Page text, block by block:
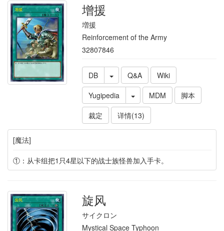
增援
増援
Reinforcement of the Army
32807846
DB Q&A
Wiki
Yugipedia
MDM
脚本
裁定
详情(13)
[魔法]
①：从卡组把1只4星以下的战士族怪兽加入手卡。
旋风
サイクロン
Mystical Space Typhoon